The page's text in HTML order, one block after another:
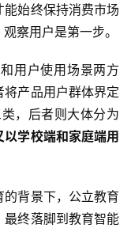
始终保持消费市场
察用户是第一步。
用户使用场景两方
产品用户群体界定
，后者则大体分为
以学校端和家庭端用
背景下，公立教育
终落脚到教育智能